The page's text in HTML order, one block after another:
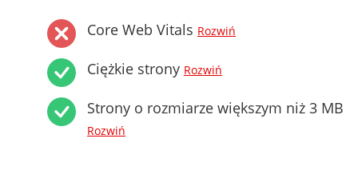
Core Web Vitals Rozwiń
Ciężkie strony Rozwiń
Strony o rozmiarze większym niż 3 MB
Rozwiń